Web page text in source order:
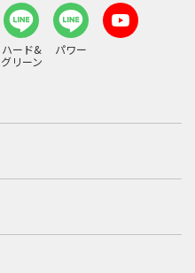
ハード&
グリーン
パワー